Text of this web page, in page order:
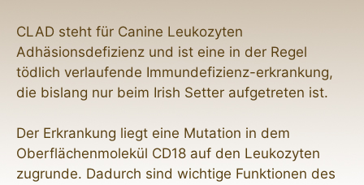
CLAD steht für Canine Leukozyten
Adhäsionsdefizienz und ist eine in der Regel
tödlich verlaufende Immundefizienz-erkrankung,
die bislang nur beim Irish Setter aufgetreten ist.
Der Erkrankung liegt eine Mutation in dem
Oberflächenmolekül CD18 auf den Leukozyten
zugrunde. Dadurch sind wichtige Funktionen des